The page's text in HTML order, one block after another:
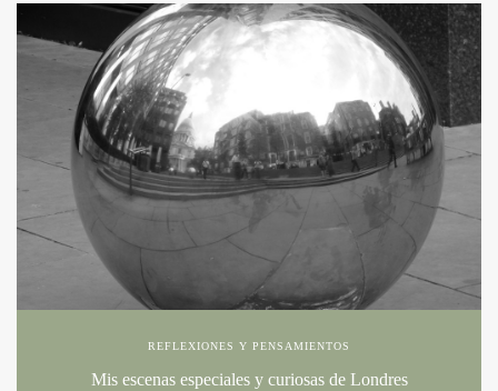
REFLEXIONES Y PENSAMIENTOS
Mis escenas especiales y curiosas de Londres